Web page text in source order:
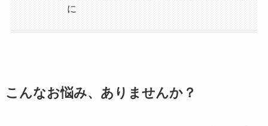
に
こんなお悩み、ありませんか？